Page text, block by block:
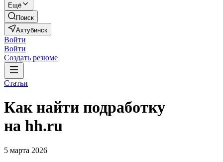
Ещё
Поиск
Ахтубинск
Войти
Войти
Создать резюме
Статьи
Как найти подработку
на hh.ru
5 марта 2026